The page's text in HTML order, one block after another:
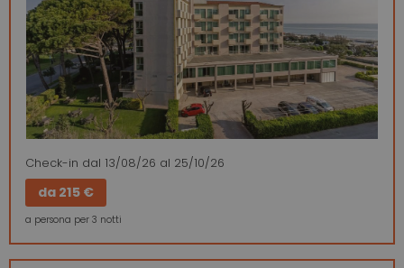
Check-in dal 13/08/26 al 25/10/26
da 215 €
a persona per 3 notti